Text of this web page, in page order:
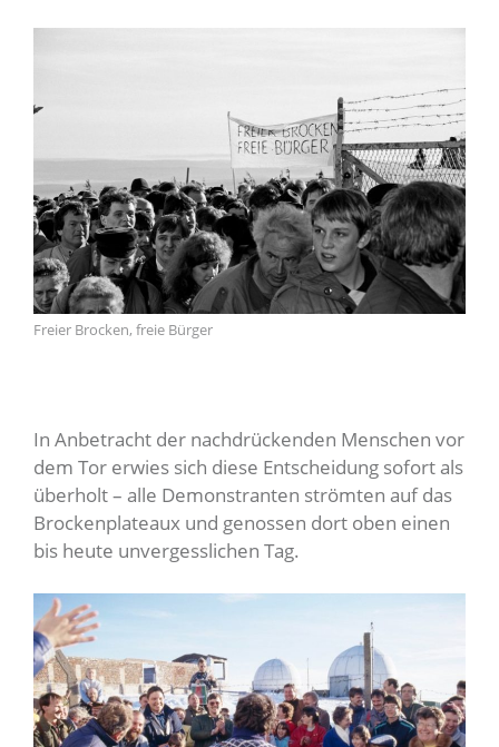
Freier Brocken, freie Bürger
In Anbetracht der nachdrückenden Menschen vor
dem Tor erwies sich diese Entscheidung sofort als
überholt – alle Demonstranten strömten auf das
Brockenplateaux und genossen dort oben einen
bis heute unvergesslichen Tag.